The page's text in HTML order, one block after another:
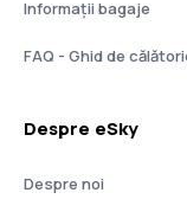
Informații bagaje
FAQ - Ghid de
Despre eSky
Despre noi